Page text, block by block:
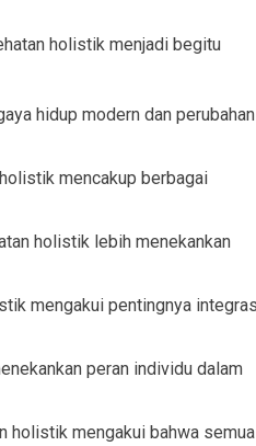
holistik menjadi begitu
hidup modern dan perubahan
mencakup berbagai
holistik lebih menekankan
mengakui pentingnya
peran individu dalam
holistik mengakui bahwa semua